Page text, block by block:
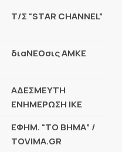
Τ/Σ “STAR CHANNEL”
διαΝΕΟσις ΑΜΚΕ
ΑΔΕΣΜΕΥΤΗ
ΕΝΗΜΕΡΩΣΗ ΙΚΕ
ΕΦHM. “ΤΟ ΒΗΜΑ” /
TOVIMA.GR